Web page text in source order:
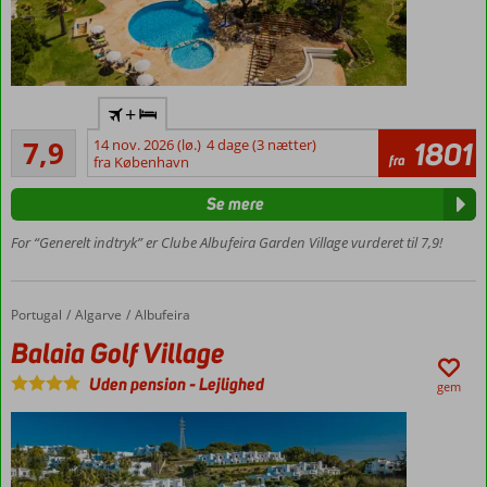
Flere pools
børnepools
Smuk
frodig
Minigolf
fitness
Mulighed
morgenmad
og
halvpension
med plads
til 5
7,9
Godt
58
anmeldelser
+
14 nov. 2026 (lø.) 4 dage (3 nætter)
fra København
fra 1801
For “Generelt indtryk” er Clube Albufeira Garden Village vurderet til 7,9!
Se mere
Forside
Portugal Algarve Albufeira
Balaia Golf Village
Balaia Golf Village
Uden pension-Lejlighed gem